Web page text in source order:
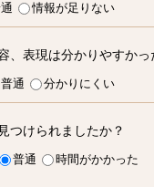
情報が足りない
、表現は分かりやすかっ
普通 分かりにくい
つけられましたか？
普通 時間がかかった